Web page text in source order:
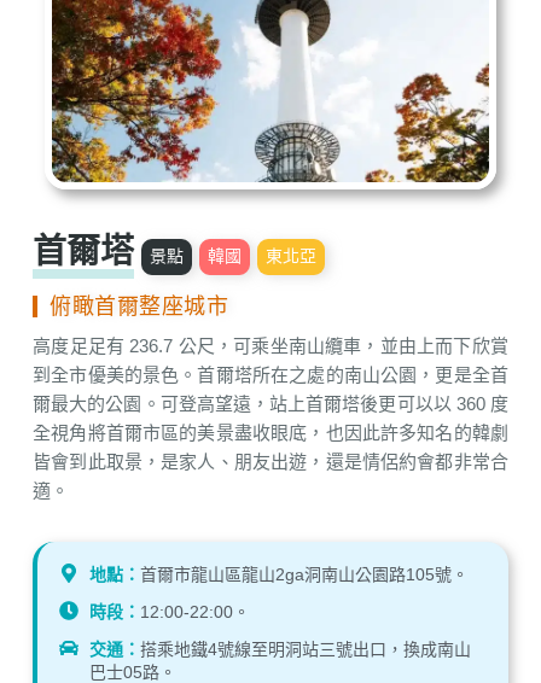
首爾塔 景點 韓國 東北亞
俯瞰首爾整座城市
高度足足有 236.7 公尺，可乘坐南山纜車，並由上而下欣賞
到全市優美的景色。首爾塔所在之處的南山公園，更是全首
爾最大的公園。可登高望遠，站上首爾塔後更可以以 360 度
全視角將首爾市區的美景盡收眼底，也因此許多知名的韓劇
皆會到此取景，是家人、朋友出遊，還是情侶約會都非常合
適。
地點：首爾市龍山區龍山2ga洞南山公園路105號。
時段： 12:00-22:00。
交通：搭乘地鐵4號線至明洞站三號出口，換成南山
巴士05路。